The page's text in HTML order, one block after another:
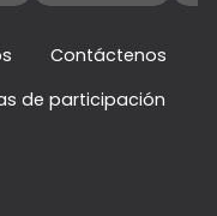
Contáctenos
de participación